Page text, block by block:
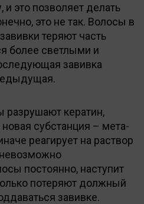
и это позволяет делать
это не так. Волосы в
теряют часть
более светлыми и
завивка
разрушают кератин,
субстанция – мета-
реагирует на раствор
постоянно, наступит
потеряют должный
завивке.